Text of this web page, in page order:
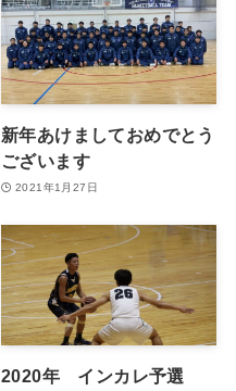
新年あけましておめでとう
ございます
2021年1月27日
2020年 インカレ予選